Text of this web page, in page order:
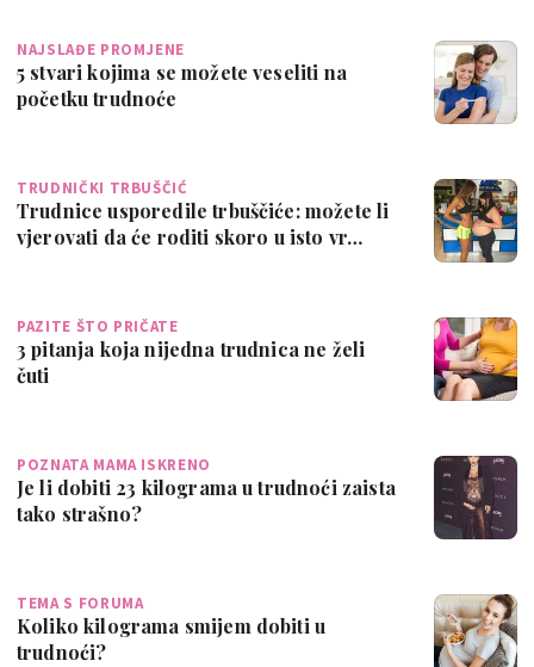
NAJSLAĐE PROMJENE
5 stvari kojima se možete veseliti na
početku trudnoće
TRUDNIČKI TRBUŠČIĆ
Trudnice usporedile trbuščiće: možete li
vjerovati da će roditi skoro u isto vr…
PAZITE ŠTO PRIČATE
3 pitanja koja nijedna trudnica ne želi
čuti
POZNATA MAMA ISKRENO
Je li dobiti 23 kilograma u trudnoći zaista
tako strašno?
TEMA S FORUMA
Koliko kilograma smijem dobiti u
trudnoći?